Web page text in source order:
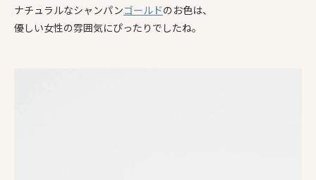
ナチュラルなシャンパンゴールドのお色は、
優しい女性の雰囲気にぴったりでしたね。